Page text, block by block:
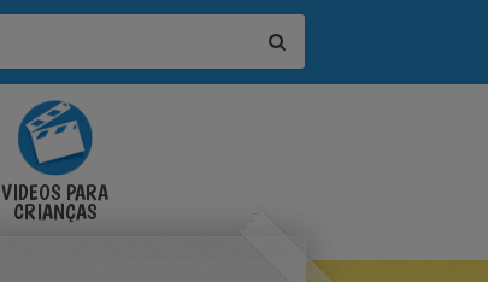
VÍDEOS PARA
CRIANÇAS